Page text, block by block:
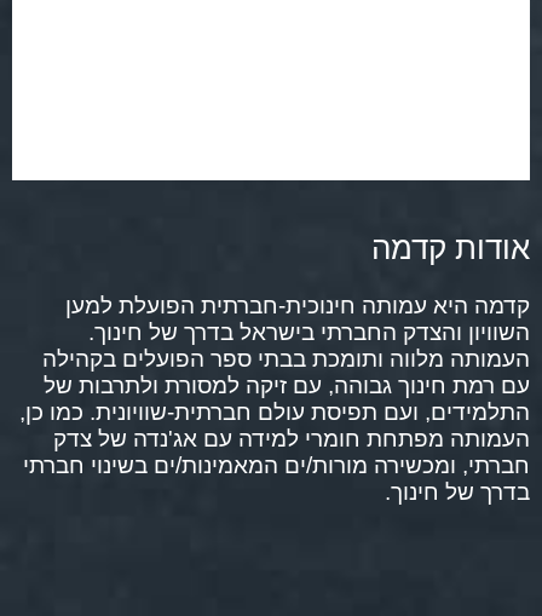
אודות קדמה
קדמה היא עמותה חינוכית-חברתית הפועלת למען
השוויון והצדק החברתי בישראל בדרך של חינוך.
העמותה מלווה ותומכת בבתי ספר הפועלים בקהילה
עם רמת חינוך גבוהה, עם זיקה למסורת ולתרבות של
התלמידים, ועם תפיסת עולם חברתית-שוויונית. כמו כן,
העמותה מפתחת חומרי למידה עם אג'נדה של צדק
חברתי, ומכשירה מורות/ים המאמינות/ים בשינוי חברתי
בדרך של חינוך.